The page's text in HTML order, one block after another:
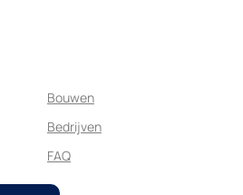
Bouwen
Bedrijven
FAQ